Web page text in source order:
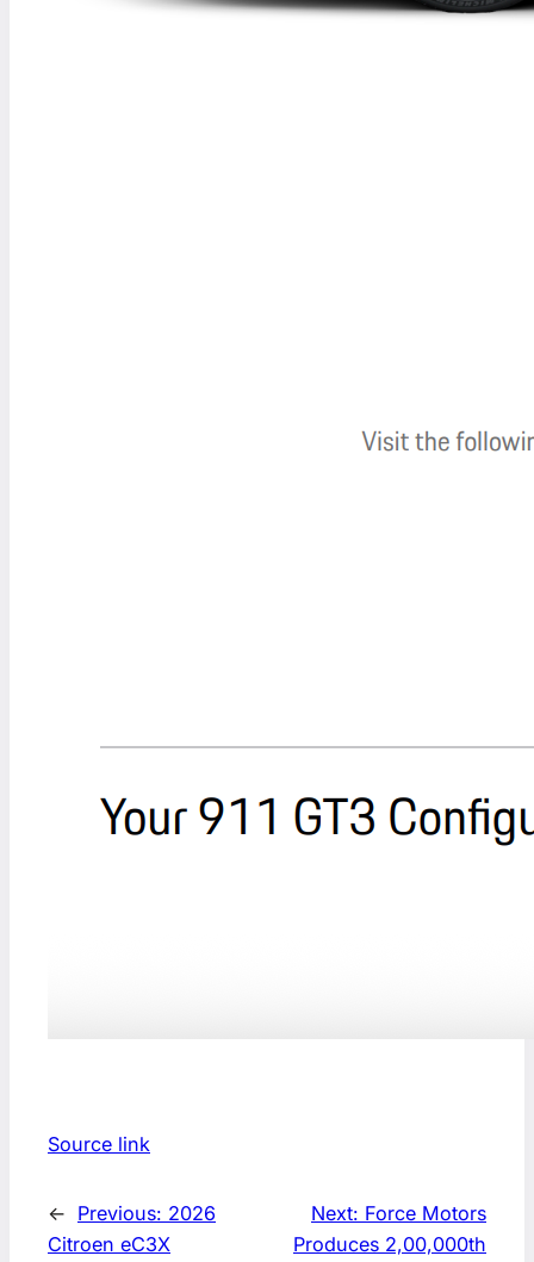
Source link
← Previous: 2026
Citroen eC3X
Next: Force Motors
Produces 2,00,000th